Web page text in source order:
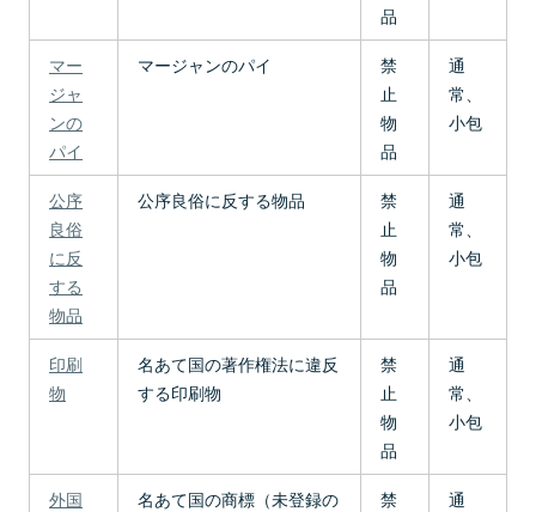
品
マー
ジャ
ンの
パイ
マージャンのパイ
禁
止
物
品
通
常、
小包
公序
良俗
に反
する
物品
公序良俗に反する物品
禁
止
物
品
通
常、
小包
印刷
物
名あて国の著作権法に違反
する印刷物
禁
止
物
品
通
常、
小包
外国
名あて国の商標（未登録の
禁
通